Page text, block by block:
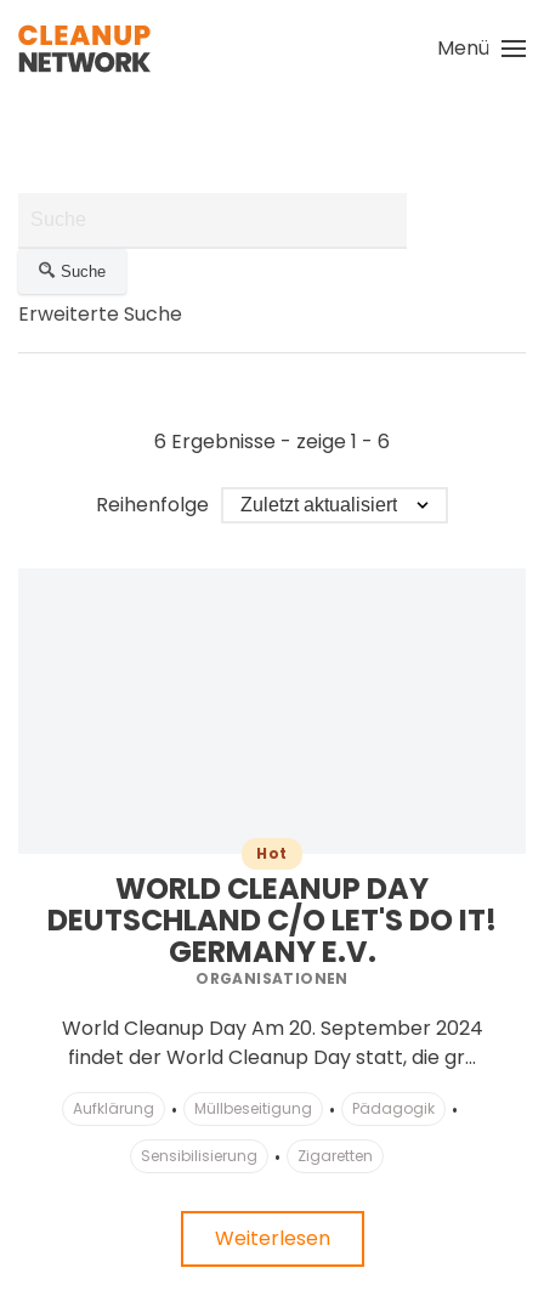
Zum Hauptinhalt springen
Menü
Suche
Erweiterte Suche
6 Ergebnisse - zeige 1 - 6
Reihenfolge
Hot
WORLD CLEANUP DAY
DEUTSCHLAND C/O LET'S DO IT!
GERMANY E.V.
ORGANISATIONEN
World Cleanup Day Am 20. September 2024
findet der World Cleanup Day statt, die gr...
Aufklärung Müllbeseitigung Pädagogik
Sensibilisierung Zigaretten
Weiterlesen